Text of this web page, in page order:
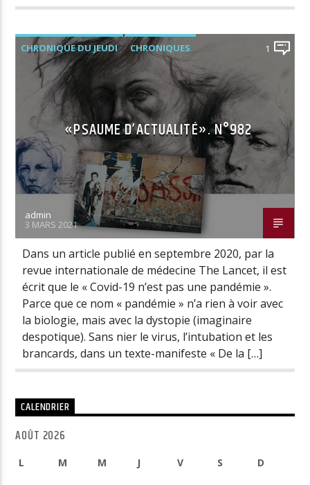
CHRONIQUE DU JEUDI CHRONIQUES 1
«PSAUME D’ACTUALITÉ». N°982
admin
3 MARS 2021
Dans un article publié en septembre 2020, par la
revue internationale de médecine The Lancet, il est
écrit que le « Covid-19 n’est pas une pandémie ».
Parce que ce nom « pandémie » n’a rien à voir avec
la biologie, mais avec la dystopie (imaginaire
despotique). Sans nier le virus, l’intubation et les
brancards, dans un texte-manifeste « De la […]
CALENDRIER
AOÛT 2026
L M M J V S D